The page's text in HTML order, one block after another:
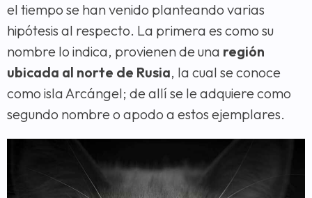
el tiempo se han venido planteando varias
hipótesis al respecto. La primera es como su
nombre lo indica, provienen de una región
ubicada al norte de Rusia, la cual se conoce
como isla Arcángel; de allí se le adquiere como
segundo nombre o apodo a estos ejemplares.